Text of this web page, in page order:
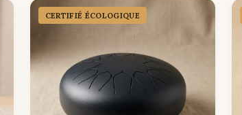
CERTIFIÉ ÉCOLOGIQUE